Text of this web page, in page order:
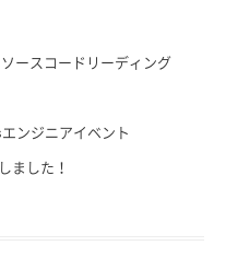
ースコードリーディング
ンジニアイベント
ました！